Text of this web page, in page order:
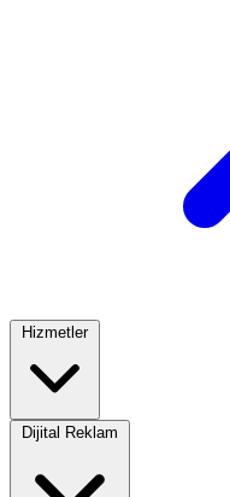
Hizmetler